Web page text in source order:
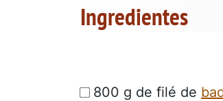
Ingredientes
800 g de filé de